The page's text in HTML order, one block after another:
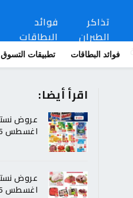
تذاكر
الطيران
فوائد
البطاقات
فوائد البطاقات تطبيقات التسوق
اقرأ أيضا:
اغسطس 2026 الصفقة الكبرى
اغسطس 2026 الصفقة الكبرى